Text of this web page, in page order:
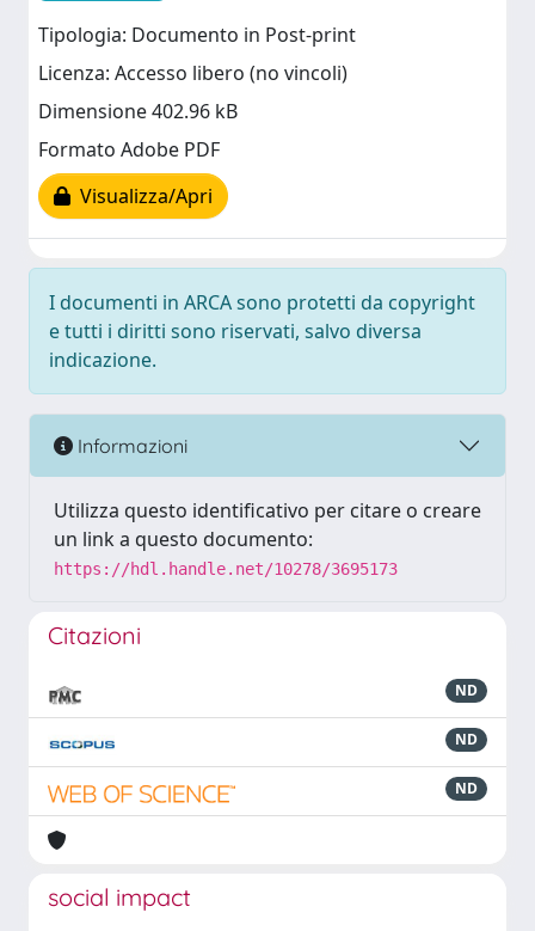
Tipologia: Documento in Post-print
Licenza: Accesso libero (no vincoli)
Dimensione 402.96 kB
Formato Adobe PDF
Visualizza/Apri
I documenti in ARCA sono protetti da copyright
e tutti i diritti sono riservati, salvo diversa
indicazione.
Informazioni
Utilizza questo identificativo per citare o creare
un link a questo documento:
https://hdl.handle.net/10278/3695173
Citazioni
ND
ND
ND
social impact